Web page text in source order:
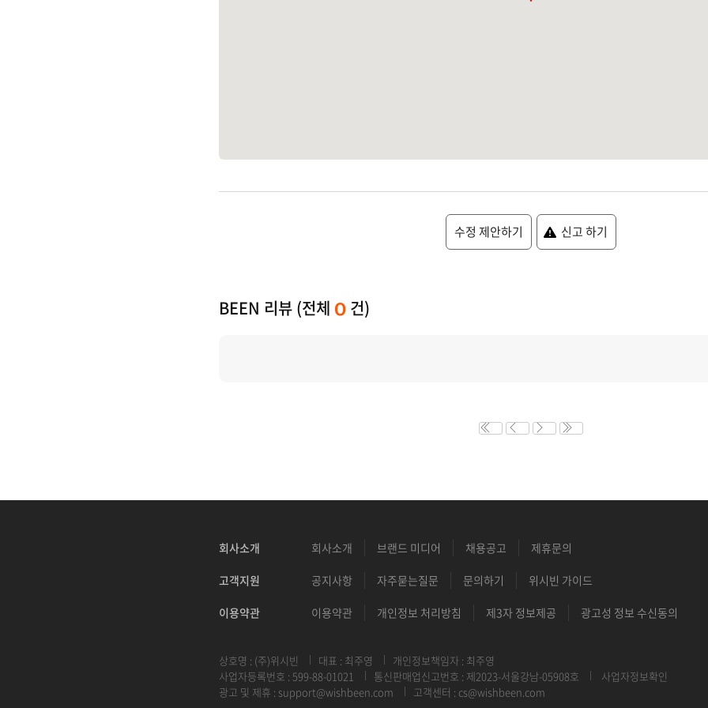
수정 제안하기 신고 하기
BEEN 리뷰 (전체 0 건)
회사소개 회사소개 브랜드 미디어 채용공고 제휴문의
고객지원 공지사항 자주묻는질문 문의하기 위시빈 가이드
이용약관 이용약관 개인정보 처리방침 제3자 정보제공 광고성 정보 수신동의
상호명 : (주)위시빈 대표 : 최주영
개인정보책임자 : 최주영
사업자등록번호 : 599-88-01021
통신판매업신고번호 : 제2023-서울강남-05908호
사업자정보확인
광고 및 제휴 : support@wishbeen.com 고객센터 : cs@wishbeen.com